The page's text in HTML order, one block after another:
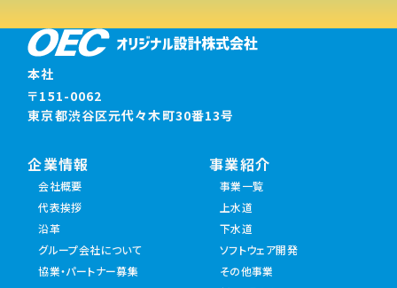
本社
〒151-0062
東京都渋谷区元代々木町30番13号
企業情報
会社概要
代表挨拶
沿革
グループ会社について
協業・パートナー募集
事業紹介
事業一覧
上水道
下水道
ソフトウェア開発
その他事業